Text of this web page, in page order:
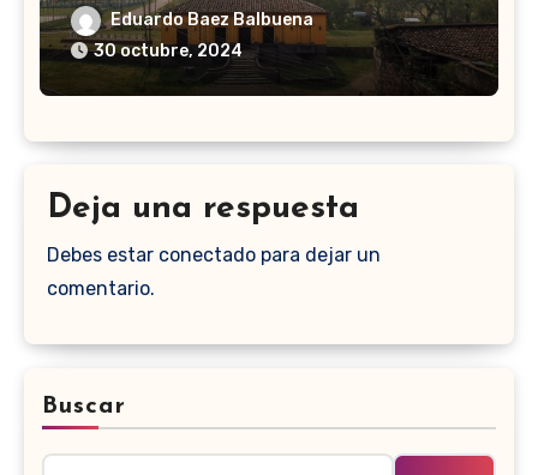
Eduardo Baez Balbuena
30 octubre, 2024
Deja una respuesta
Debes estar conectado para dejar un
comentario.
Buscar